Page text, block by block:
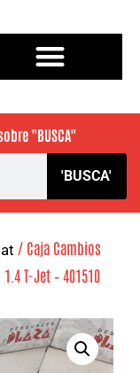
"BUSCA"
'BUSCA'
/ Caja Cambios
1.4 T-Jet – 401510